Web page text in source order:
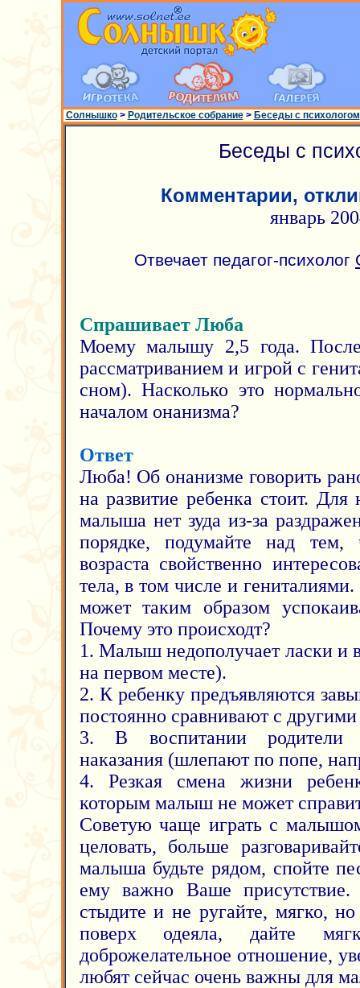
Солнышко> Родительское собрание> Беседы с психологом
Беседы с
Комментарии,
январь
Отвечает педагог-психолог
Спрашивает Люба
Моему малышу 2,5 года.
рассматриванием и игрой с
сном). Насколько это
началом онанизма?
Ответ
Люба! Об онанизме говорить
на развитие ребенка стоит. Для
малыша нет зуда из-за
порядке, подумайте над
возраста свойственно
тела, в том числе и
может таким образом
Почему это происходт?
1. Малыш недополучает ласки и
на первом месте).
2. К ребенку предъявляются
постоянно сравнивают с
3. В воспитании родители
наказания (шлепают по попе,
4. Резкая смена жизни
которым малыш не может
Советую чаще играть с
целовать, больше
малыша будьте рядом, спойте
ему важно Ваше
стыдите и не ругайте, мягко,
поверх одеяла, дайте
доброжелательное отношение,
любят сейчас очень важны для